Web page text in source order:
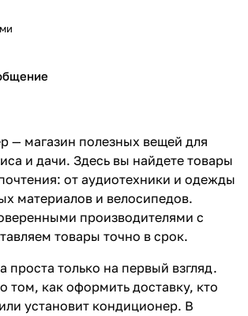
— магазин полезных вещей для
и дачи. Здесь вы найдете товары
от аудиотехники и одежды
материалов и велосипедов.
производителями с
товары точно в срок.
проста только на первый взгляд.
том, как оформить доставку, кто
установит кондиционер. В